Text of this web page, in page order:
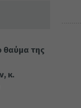
θαύμα της
κ.